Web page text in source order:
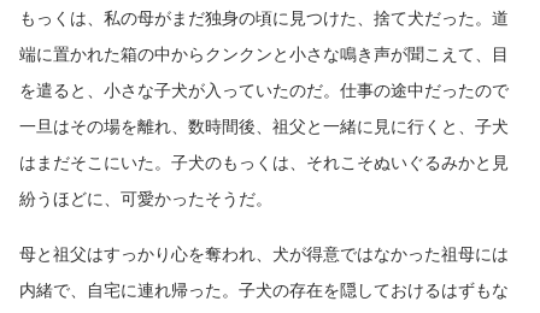
もっくは、私の母がまだ独身の頃に見つけた、捨て犬だった。道
端に置かれた箱の中からクンクンと小さな鳴き声が聞こえて、目
を遣ると、小さな子犬が入っていたのだ。仕事の途中だったので
一旦はその場を離れ、数時間後、祖父と一緒に見に行くと、子犬
はまだそこにいた。子犬のもっくは、それこそぬいぐるみかと見
紛うほどに、可愛かったそうだ。
母と祖父はすっかり心を奪われ、犬が得意ではなかった祖母には
内緒で、自宅に連れ帰った。子犬の存在を隠しておけるはずもな